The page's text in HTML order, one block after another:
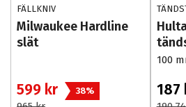
FÄLLKNIV
Milwaukee Hardline
slät
599 kr 38%
100
187